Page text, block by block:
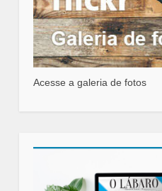
Acesse a galeria de fotos